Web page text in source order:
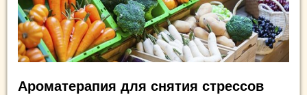
Ароматерапия для снятия стрессов